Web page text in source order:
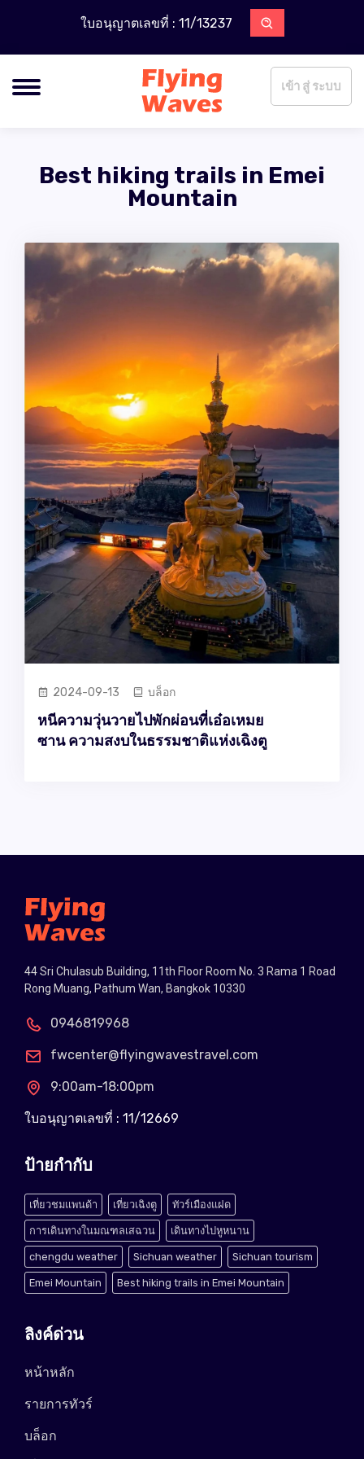
ใบอนุญาตเลขที่ : 11/13237
เข้า สู่ ระบบ
Best hiking trails in Emei
Mountain
2024-09-13 บล็อก
หนีความวุ่นวายไปพักผ่อนที่เอ๋อเหมย
ซาน ความสงบในธรรมชาติแห่งเฉิงตู
44 Sri Chulasub Building, 11th Floor Room No. 3 Rama 1 Road
Rong Muang, Pathum Wan, Bangkok 10330
0946819968
fwcenter@flyingwavestravel.com
9:00am-18:00pm
ใบอนุญาตเลขที่ : 11/12669
ป้ายกำกับ
เที่ยวชมแพนด้า เที่ยวเฉิงตู ทัวร์เมืองแฝด
การเดินทางในมณฑลเสฉวน เดินทางไปหูหนาน
chengdu weather Sichuan weather Sichuan tourism
Emei Mountain Best hiking trails in Emei Mountain
ลิงค์ด่วน
หน้าหลัก
รายการทัวร์
บล็อก